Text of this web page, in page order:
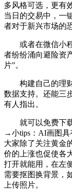
多风格可选，更有
当日的交易中，一
者对于新兴市场的
或者在微信小程
者纷纷涌向避险资
片”。
构建自己的理财
数据支持。还能三
有人指出。
就可以免费下载
→小tips：AI画图具
大家除了关注黄金
价的上涨也促使各
打开就能用，在左
需要抠图换背景，
上传照片。